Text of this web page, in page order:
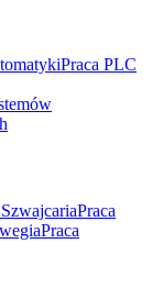
Praca PLC
Praca
Praca